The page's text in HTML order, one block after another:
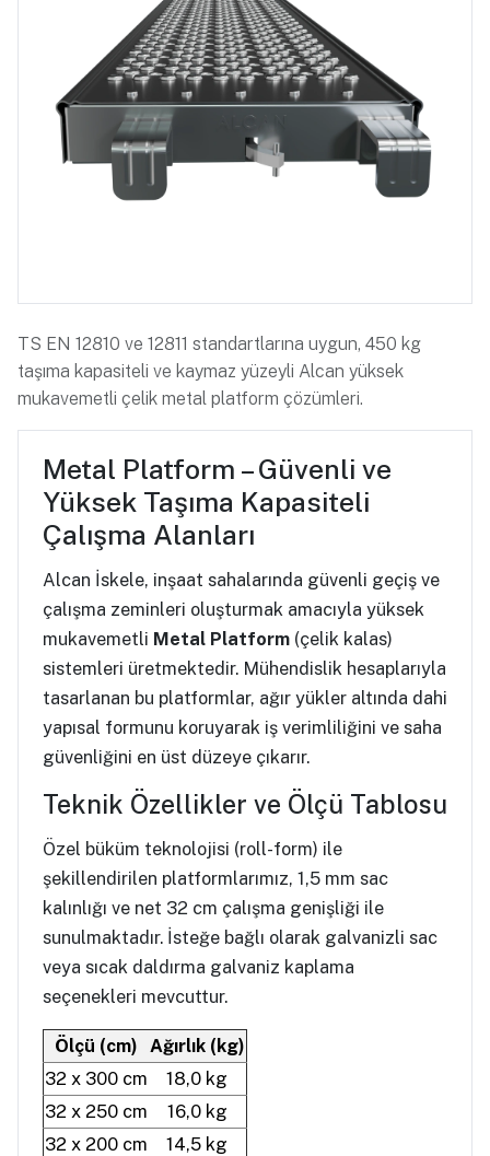
TS EN 12810 ve 12811 standartlarına uygun, 450 kg
taşıma kapasiteli ve kaymaz yüzeyli Alcan yüksek
mukavemetli çelik metal platform çözümleri.
Metal Platform – Güvenli ve
Yüksek Taşıma Kapasiteli
Çalışma Alanları
Alcan İskele, inşaat sahalarında güvenli geçiş ve
çalışma zeminleri oluşturmak amacıyla yüksek
mukavemetli Metal Platform(çelik kalas)
sistemleri üretmektedir. Mühendislik hesaplarıyla
tasarlanan bu platformlar, ağır yükler altında dahi
yapısal formunu koruyarak iş verimliliğini ve saha
güvenliğini en üst düzeye çıkarır.
Teknik Özellikler ve Ölçü Tablosu
Özel büküm teknolojisi (roll-form) ile
şekillendirilen platformlarımız, 1,5 mm sac
kalınlığı ve net 32 cm çalışma genişliği ile
sunulmaktadır. İsteğe bağlı olarak galvanizli sac
veya sıcak daldırma galvaniz kaplama
seçenekleri mevcuttur.
Ölçü (cm)
Ağırlık (kg)
32 x 300 cm
18,0 kg
32 x 250 cm
16,0 kg
32 x 200 cm
14,5 kg